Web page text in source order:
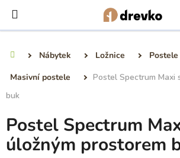
obsah
Nábytek Ložnice
Postele
Masivní postele
Postel Spectrum Maxi
buk
Postel Spectrum
úložným prostorem